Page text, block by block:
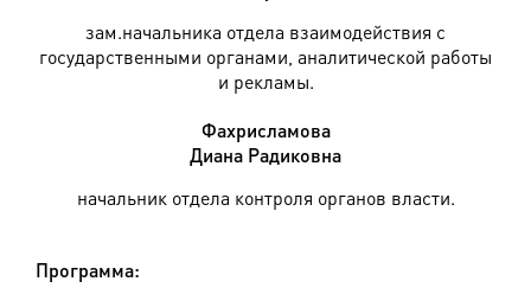
зам.начальника отдела взаимодействия с
государственными органами, аналитической работы
и рекламы.
Фахрисламова
Диана Радиковна
начальник отдела контроля органов власти.
Программа: